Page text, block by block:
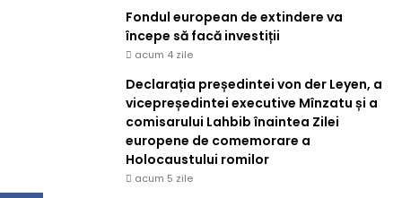
Fondul european de extindere va
începe să facă investiții
acum 4 zile
Declarația președintei von der Leyen, a
vicepreședintei executive Mînzatu și a
comisarului Lahbib înaintea Zilei
europene de comemorare a
Holocaustului romilor
acum 5 zile